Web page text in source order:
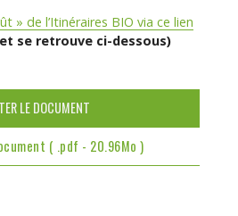
» de l’Itinéraires BIO via ce lien
se retrouve ci-dessous)
LE DOCUMENT
( .pdf - 20.96Mo )